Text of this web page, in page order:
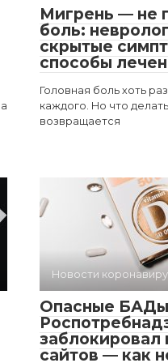
Мигрень — не
боль:
скрытые
способы
Головная боль хоть
каждого. Но что
возвращается
Новости
Опасные
заблокировал
сайтов — как